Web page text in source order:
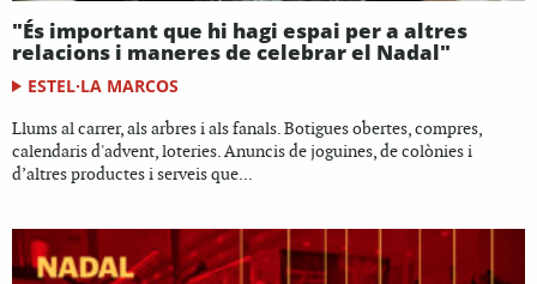
"És important que hi hagi espai per a altres
relacions i maneres de celebrar el Nadal"
ESTEL·LA MARCOS
Llums al carrer, als arbres i als fanals. Botigues obertes, compres,
calendaris d'advent, loteries. Anuncis de joguines, de colònies i
d’altres productes i serveis que...